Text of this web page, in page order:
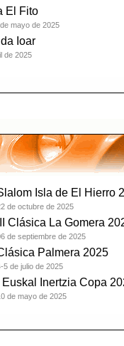
El Fito
mayo de 2025
Ioar
de 2025
Isla de El Hierro
de octubre de 2025
III Clásica La Gomera
de septiembre de 2025
Palmera 2025
5 de julio de 2025
I Euskal Inertzia Copa
de mayo de 2025